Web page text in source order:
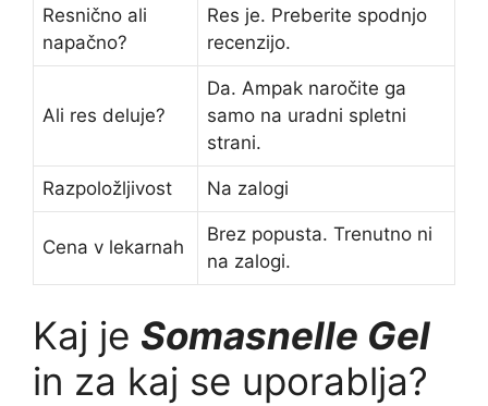
Resnično ali
napačno?
Res je. Preberite spodnjo
recenzijo.
Ali res deluje?
Da. Ampak naročite ga
samo na uradni spletni
strani.
Razpoložljivost Na zalogi
Cena v lekarnah
Brez popusta. Trenutno ni
na zalogi.
Kaj je Somasnelle Gel
in za kaj se uporablja?